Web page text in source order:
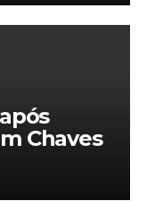
Chaves